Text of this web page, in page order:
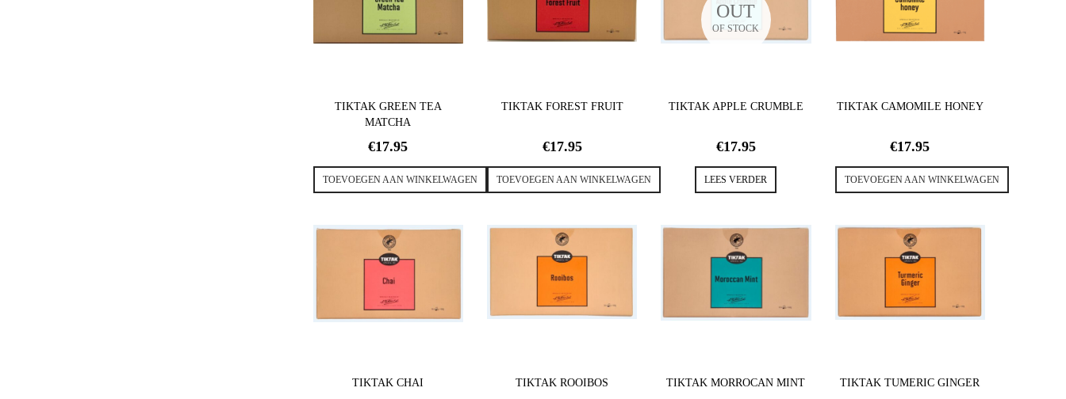
TIKTAK GREEN TEA
MATCHA
€17.95
TOEVOEGEN AAN WINKELWAGEN
TIKTAK FOREST FRUIT
€17.95
TOEVOEGEN AAN WINKELWAGEN
OUT
OF STOCK
TIKTAK APPLE CRUMBLE
€17.95
LEES VERDER
TIKTAK CAMOMILE HONEY
€17.95
TOEVOEGEN AAN WINKELWAGEN
TIKTAK CHAI TIKTAK ROOIBOS TIKTAK MORROCAN MINT TIKTAK TUMERIC GINGER